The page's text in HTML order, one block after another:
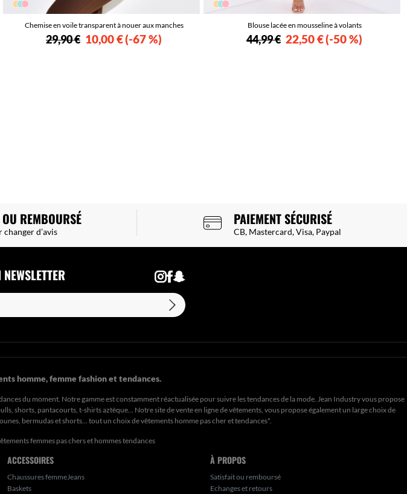
Chemise en voile transparent à nouer aux manches
29,90 € 10,00 € -67 %
Blouse lacée en mousseline à volants
44,99 € 22,50 € -50 %
REMBOURSÉ
d’avis
PAIEMENT SÉCURISÉ
CB, Mastercard, Visa, Paypal
homme, femme fashion et tendances.
du moment. Notre gamme est constamment réactualisée pour suivre les tendances de la mode. Jean Industry vous propose
shorts, pantacourts, t-shirts aztèque... Notre site de vente en ligne de vêtements, vous propose également un large choix de
bermudas et shorts… tout un choix devêtements homme pas cher et tendances*.
femmes pas cherset hommes tendances
ACCESSOIRES
Chaussures femmeJeans
Baskets
À PROPOS
Satisfait ou remboursé
Echanges et retours